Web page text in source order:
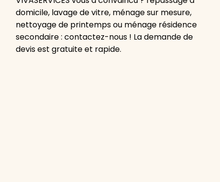
domicile, lavage de vitre, ménage sur mesure,
nettoyage de printemps ou ménage résidence
secondaire : contactez-nous ! La demande de
devis est gratuite et rapide.